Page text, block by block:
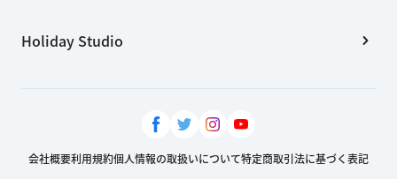
Holiday Studio
会社概要利用規約個人情報の取扱いについて特定商取引法に基づく表記